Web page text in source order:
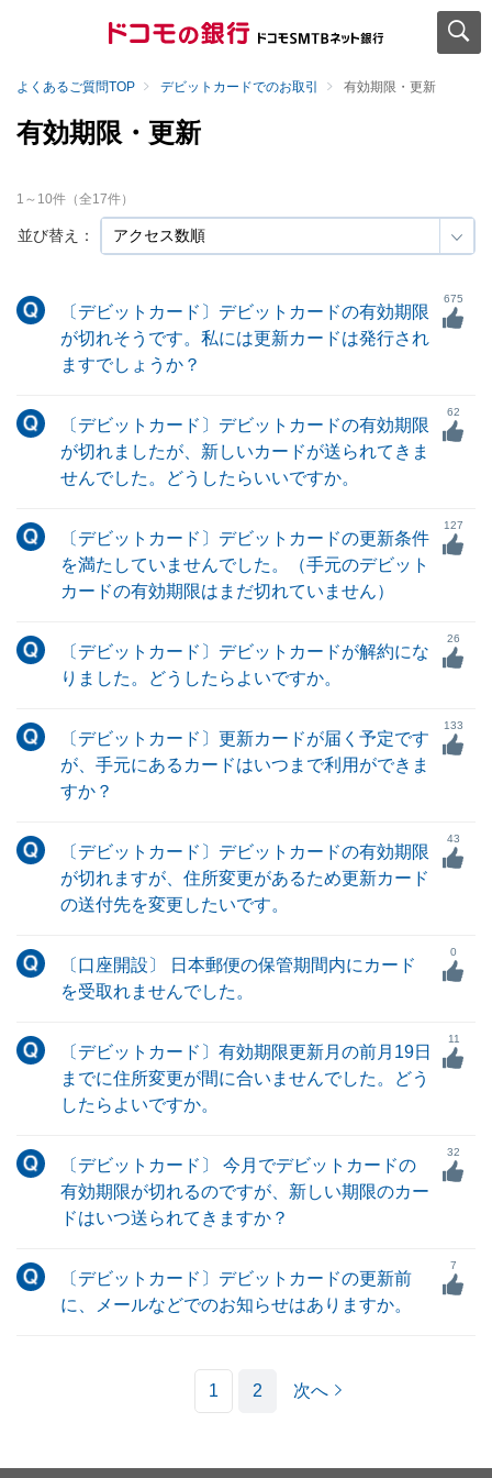
よくあるご質問TOP デビットカードでのお取引 有効期限・更新
有効期限・更新
並び替え：
1 ～ 10件（全17件）
〔デビットカード〕デビットカードの有効期限
が切れそうです。私には更新カードは発行され
ますでしょうか？
675
〔デビットカード〕デビットカードの有効期限
が切れましたが、新しいカードが送られてきま
せんでした。どうしたらいいですか。
62
〔デビットカード〕デビットカードの更新条件
を満たしていませんでした。（手元のデビット
カードの有効期限はまだ切れていません）
127
〔デビットカード〕デビットカードが解約にな
りました。どうしたらよいですか。
26
〔デビットカード〕更新カードが届く予定です
が、手元にあるカードはいつまで利用ができま
すか？
133
〔デビットカード〕デビットカードの有効期限
が切れますが、住所変更があるため更新カード
の送付先を変更したいです。
43
〔口座開設〕 日本郵便の保管期間内にカード
を受取れませんでした。
0
〔デビットカード〕有効期限更新月の前月19日
までに住所変更が間に合いませんでした。どう
したらよいですか。
11
〔デビットカード〕 今月でデビットカードの
有効期限が切れるのですが、新しい期限のカー
ドはいつ送られてきますか？
32
〔デビットカード〕デビットカードの更新前
に、メールなどでのお知らせはありますか。
7
1 2 次へ